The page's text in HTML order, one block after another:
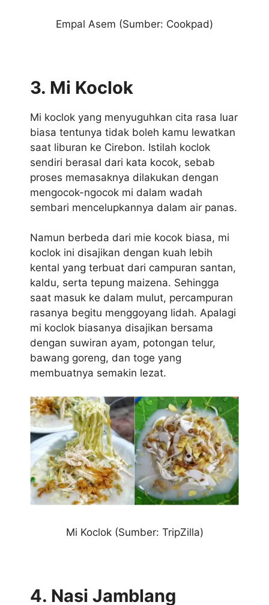
Empal Asem (Sumber: Cookpad)
3. Mi Koclok
Mi koclok yang menyuguhkan cita rasa luar
biasa tentunya tidak boleh kamu lewatkan
saat liburan ke Cirebon. Istilah koclok
sendiri berasal dari kata kocok, sebab
proses memasaknya dilakukan dengan
mengocok-ngocok mi dalam wadah
sembari mencelupkannya dalam air panas.
Namun berbeda dari mie kocok biasa, mi
koclok ini disajikan dengan kuah lebih
kental yang terbuat dari campuran santan,
kaldu, serta tepung maizena. Sehingga
saat masuk ke dalam mulut, percampuran
rasanya begitu menggoyang lidah. Apalagi
mi koclok biasanya disajikan bersama
dengan suwiran ayam, potongan telur,
bawang goreng, dan toge yang
membuatnya semakin lezat.
Mi Koclok (Sumber: TripZilla)
4. Nasi Jamblang